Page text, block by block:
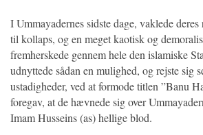
I Ummayadernes sidste dage, vaklede
til kollaps, og en meget kaotisk og
fremherskede gennem hele den islamiske
udnyttede sådan en mulighed, og rejste sig
ustadigheder, ved at formode titlen ”Banu
foregav, at de hævnede sig over
Imam Husseins (as) hellige blod.